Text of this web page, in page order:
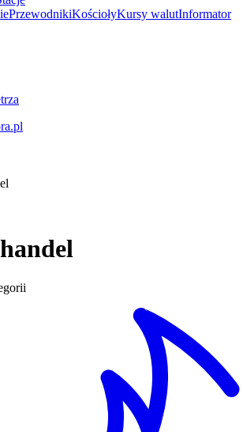
PrzewodnikiKościołyKursy walutInformator